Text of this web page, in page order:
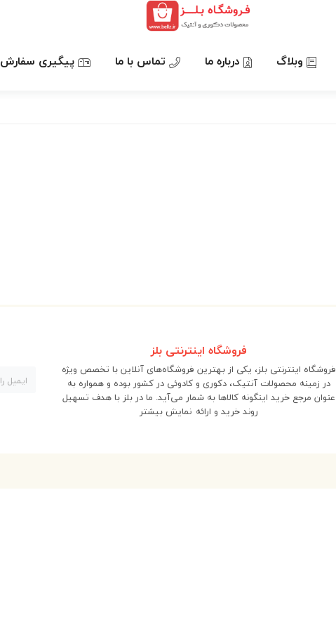
وبلاگ درباره ما تماس با ما پیگیری سفارش
فروشگاه اینترنتی بلز
فروشگاه اینترنتی بلز، یکی از بهترین فروشگاه‌های آنلاین با تخصص ویژه
در زمینه محصولات آنتیک، دکوری و کادوئی در کشور بوده و همواره به
عنوان مرجع خرید اینگونه کالاها به شمار می‌آید. ما در بلز با هدف تسهیل
روند خرید و ارائه نمایش بیشتر